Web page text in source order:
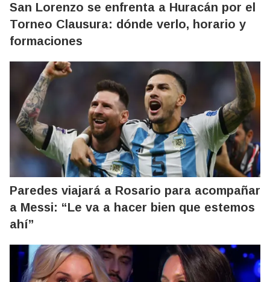
San Lorenzo se enfrenta a Huracán por el
Torneo Clausura: dónde verlo, horario y
formaciones
Paredes viajará a Rosario para acompañar
a Messi: “Le va a hacer bien que estemos
ahí”